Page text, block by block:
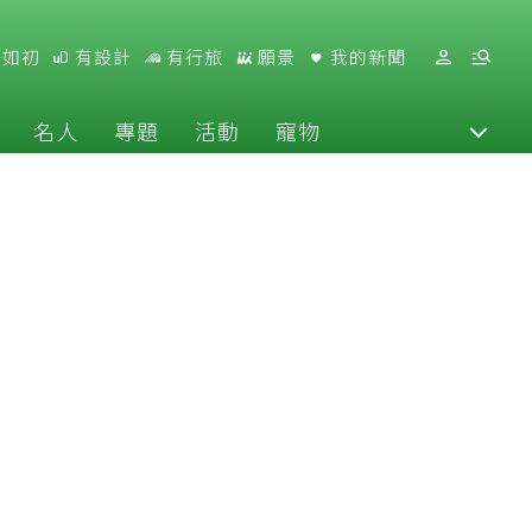
初 有設計 有行旅 願景 我的新聞
名人 專題 活動 寵物